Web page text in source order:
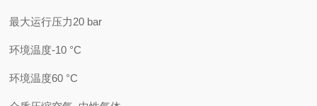
最大运行压力20 bar
环境温度-10 °C
环境温度60 °C